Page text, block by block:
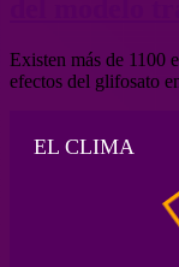
Existen más de 1100
efectos del glifosato
EL CLIMA